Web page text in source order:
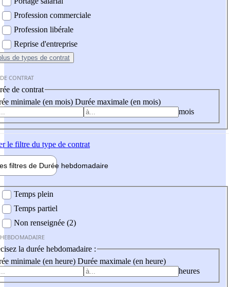
Profession commerciale
Profession libérale
Reprise d'entreprise
de types de contrat
CONTRAT
de contrat
minimale (en mois) Durée maximale (en mois)
mois
le filtre du type de contrat
filtres de Durée hebdomadaire
Temps plein
Temps partiel
Non renseignée (2)
la durée hebdomadaire :
minimale (en heure) Durée maximale (en heure)
heures